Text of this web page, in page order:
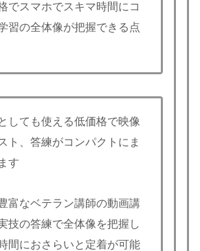
でスマホでスキマ時間にコ
習の全体像が把握できる点
しても使える低価格で映像
ト、答練がコンパクトにま
す
富なベテラン講師の動画講
技の答練で全体像を把握し
間におさらいと定着が可能